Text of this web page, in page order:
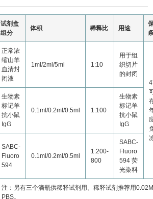
试剂盒
组分
体积 稀释比 用途
正常浓
缩山羊
血清封
闭液
1ml/2ml/5ml 1:10
用于组
织切片
的封闭
生物素
标记羊
抗小鼠
IgG
0.1ml/0.2ml/0.5ml 1:100
生物素
标记羊
抗小鼠
IgG
SABC-
Fluoro
594
0.1ml/0.2ml/0.5ml
1:200-
800
SABC-
Fluoro
594 荧
光染料
注：另有三个滴瓶供稀释试剂用。稀释试剂推荐用0.02M
PBS。